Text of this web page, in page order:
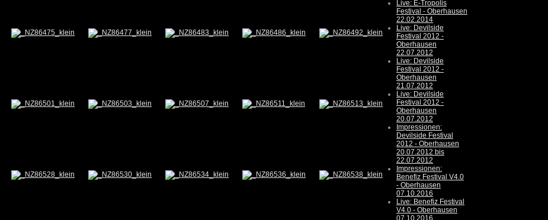
Live: E-Tropolis
Festival - Oberhausen
22.02.2014
Live: Devilside
Festival 2012 -
Oberhausen
22.07.2012
Live: Devilside
Festival 2012 -
Oberhausen
21.07.2012
Live: Devilside
Festival 2012 -
Oberhausen
20.07.2012
Impressionen:
Devilside Festival
2012 - Oberhausen
20.07.2012 bis
22.07.2012
Impressionen:
Benefiz Festival V4.0
- Oberhausen
07.10.2016
Live: Benefiz Festival
V4.0 - Oberhausen